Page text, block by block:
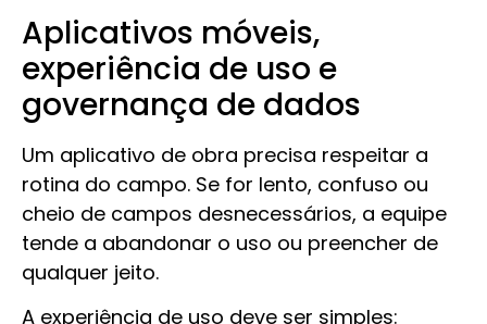
Aplicativos móveis,
experiência de uso e
governança de dados
Um aplicativo de obra precisa respeitar a
rotina do campo. Se for lento, confuso ou
cheio de campos desnecessários, a equipe
tende a abandonar o uso ou preencher de
qualquer jeito.
A experiência de uso deve ser simples: